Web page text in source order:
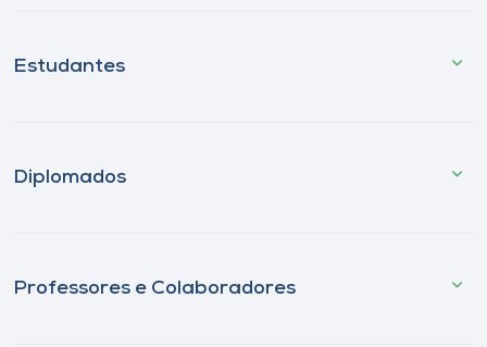
Estudantes
Diplomados
Professores e Colaboradores